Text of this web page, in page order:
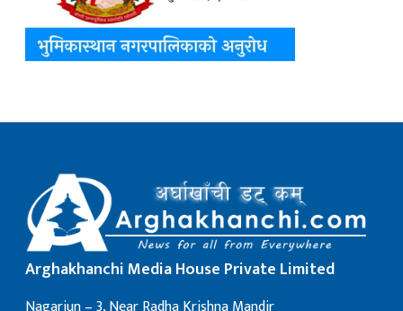
Arghakhanchi Media House Private Limited